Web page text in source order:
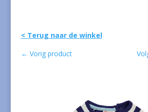
< Terug naar de winkel
← Vorig product